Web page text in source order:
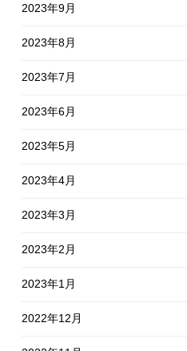
2023年9月
2023年8月
2023年7月
2023年6月
2023年5月
2023年4月
2023年3月
2023年2月
2023年1月
2022年12月